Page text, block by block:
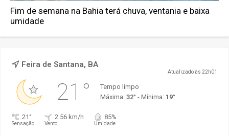
Fim de semana na Bahia terá chuva, ventania e baixa
umidade
Feira de Santana, BA
Atualizado às 22h01
21°
Tempo limpo
Máxima: 32° - Mínima: 19°
21°
Sensação
2.56 km/h
Vento
85%
Umidade